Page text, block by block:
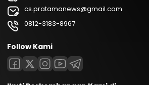
cs.pratamanews@gmail.com
0812-3183-8967
Follow Kami